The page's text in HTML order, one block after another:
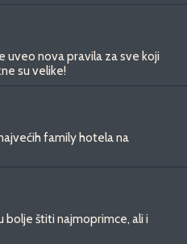
uveo nova pravila za sve koji
su velike!
family hotela na
bolje štiti najmoprimce, ali i